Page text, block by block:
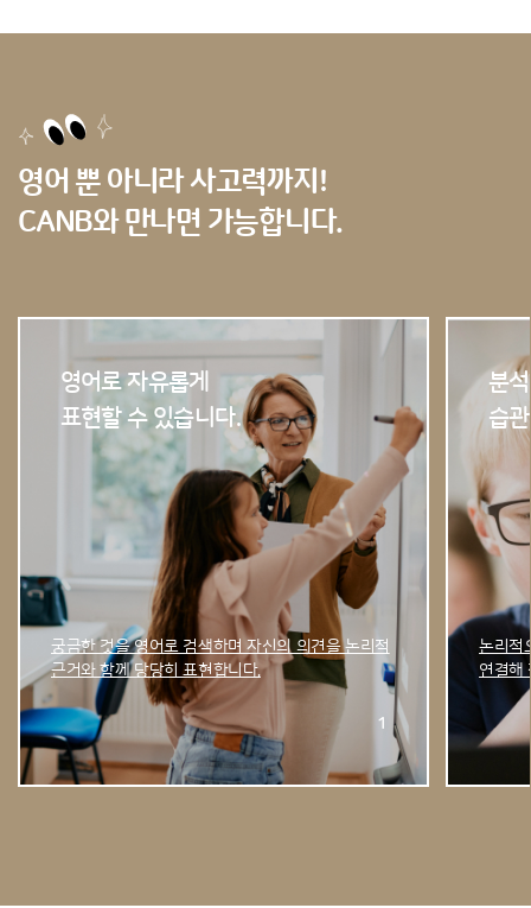
영어 뿐 아니라 사고력까지!
CANB와 만나면 가능합니다.
영어로 자유롭게
표현할 수 있습니다.
궁금한 것을 영어로 검색하며 자신의 의견을 논리적
근거와 함께 당당히 표현합니다.
분
습
논리적
연결해